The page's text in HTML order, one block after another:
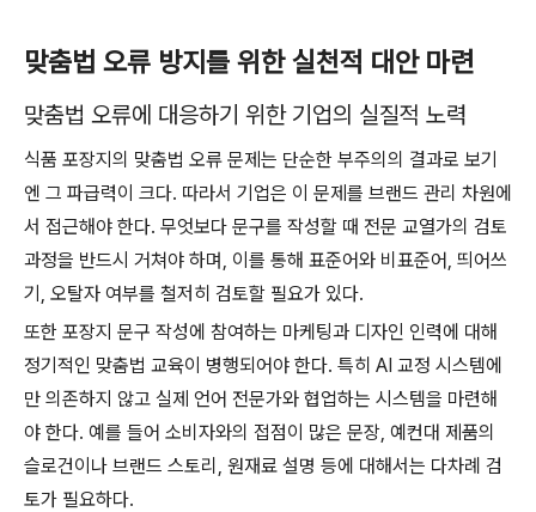
맞춤법 오류 방지를 위한 실천적 대안 마련
맞춤법 오류에 대응하기 위한 기업의 실질적 노력
식품 포장지의 맞춤법 오류 문제는 단순한 부주의의 결과로 보기
엔 그 파급력이 크다. 따라서 기업은 이 문제를 브랜드 관리 차원에
서 접근해야 한다. 무엇보다 문구를 작성할 때 전문 교열가의 검토
과정을 반드시 거쳐야 하며, 이를 통해 표준어와 비표준어, 띄어쓰
기, 오탈자 여부를 철저히 검토할 필요가 있다.
또한 포장지 문구 작성에 참여하는 마케팅과 디자인 인력에 대해
정기적인 맞춤법 교육이 병행되어야 한다. 특히 AI 교정 시스템에
만 의존하지 않고 실제 언어 전문가와 협업하는 시스템을 마련해
야 한다. 예를 들어 소비자와의 접점이 많은 문장, 예컨대 제품의
슬로건이나 브랜드 스토리, 원재료 설명 등에 대해서는 다차례 검
토가 필요하다.